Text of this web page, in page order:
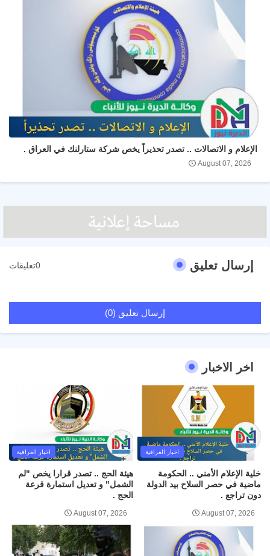
الإعلام و الاتصالات .. تصدر تحذيراً يخص شركة ستارلنك في العراق .
August 07, 2026
إرسال تعليق 0تعليقات
إرسال تعليق (0)
اخر الاخبار
اخبار العراقية
خلية الإعلام الأمني .. الحكومة
ماضية في حصر السلاح بيد الدولة
دون تراجع .
August 07, 2026
اخبار العراقية
هيئة الحج .. تصدر قرارا يخص "لم
الشمل" و تعديل استمارة قرعة
الحج .
August 07, 2026